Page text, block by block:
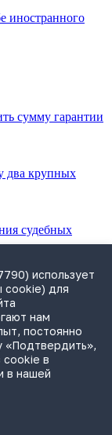
иностранного
сумму гарантии
два крупных
судебных
за сделкам
иностранные
на
ИНН 7841290773
использует
cookie) для
нам
постоянно
«Подтвердить»,
cookie в
в нашей